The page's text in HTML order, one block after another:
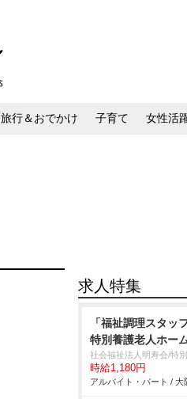
旅行＆おでかけ 子育て 女性活
求人特集
「福祉調理スタッ
特別養護老人ホー
社会福祉法人明寿会/特
時給1,180円
アルバイト・パート / 大